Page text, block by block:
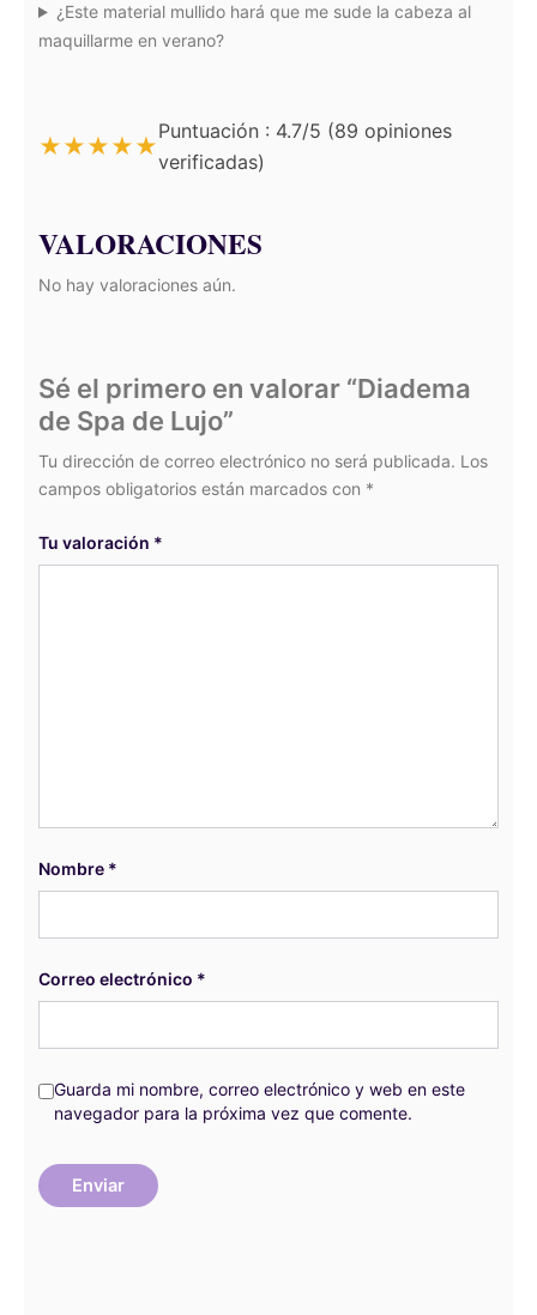
¿Este material mullido hará que me sude la cabeza al
maquillarme en verano?
★★★★★
Puntuación : 4.7/5 (89 opiniones
verificadas)
VALORACIONES
No hay valoraciones aún.
Sé el primero en valorar “Diadema
de Spa de Lujo”
Tu dirección de correo electrónico no será publicada. Los
campos obligatorios están marcados con *
Tu valoración *
Nombre *
Correo electrónico *
Guarda mi nombre, correo electrónico y web en este
navegador para la próxima vez que comente.